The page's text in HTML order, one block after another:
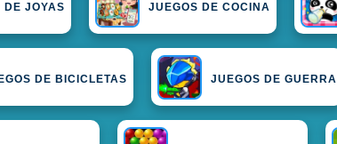
DE JOYAS JUEGOS DE COCINA
DE BICICLETAS JUEGOS DE GUERRA